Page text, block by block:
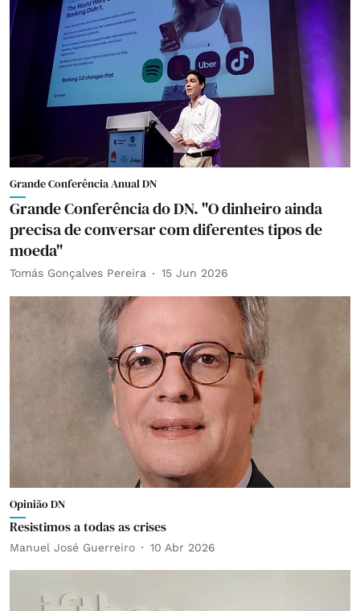
Grande Conferência Anual DN
Grande Conferência do DN. "O dinheiro ainda
precisa de conversar com diferentes tipos de
moeda"
Tomás Gonçalves Pereira 15 Jun 2026
Opinião DN
Resistimos a todas as crises
Manuel José Guerreiro 10 Abr 2026